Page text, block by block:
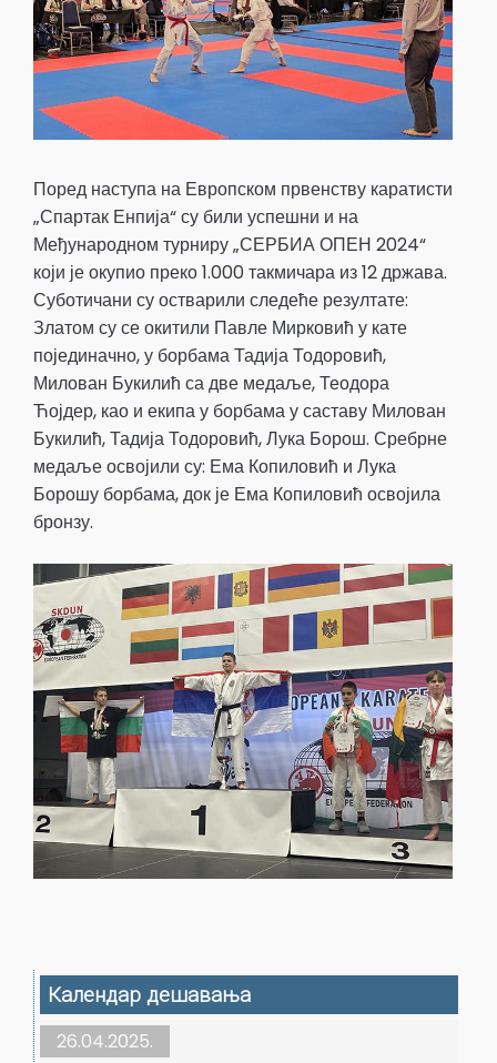
Поред наступа на Европском првенству каратисти
„Спартак Енпија“ су били успешни и на
Међународном турниру „СЕРБИА ОПЕН 2024“
који је окупио преко 1.000 такмичара из 12 држава.
Суботичани су остварили следеће резултате:
Златом су се окитили Павле Мирковић у кате
појединачно, у борбама Тадија Тодоровић,
Милован Букилић са две медаље, Теодора
Ћојдер, као и екипа у борбама у саставу Милован
Букилић, Тадија Тодоровић, Лука Борош. Сребрне
медаље освојили су: Ема Копиловић и Лука
Борошу борбама, док је Ема Копиловић освојила
бронзу.
Календар дешавања
26.04.2025.